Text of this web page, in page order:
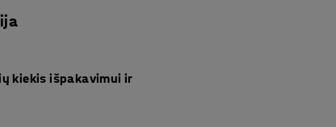
kiekis išpakavimui ir